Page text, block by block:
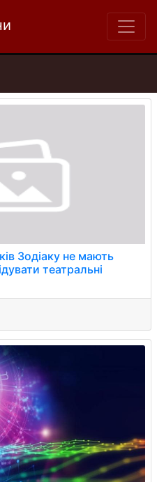
Зодіаку не мають
театральні